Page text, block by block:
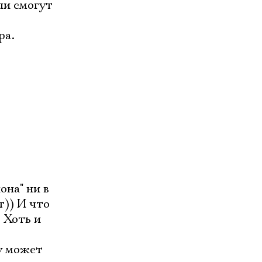
смогут
ни в
И что
Хоть и
может